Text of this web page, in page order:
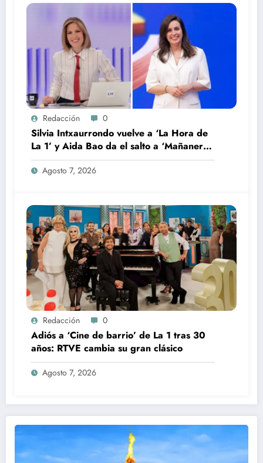
Redacción 0
Silvia Intxaurrondo vuelve a ‘La Hora de
La 1’ y Aida Bao da el salto a ‘Mañaneros
360’
Agosto 7, 2026
Redacción 0
Adiós a ‘Cine de barrio’ de La 1 tras 30
años: RTVE cambia su gran clásico
Agosto 7, 2026